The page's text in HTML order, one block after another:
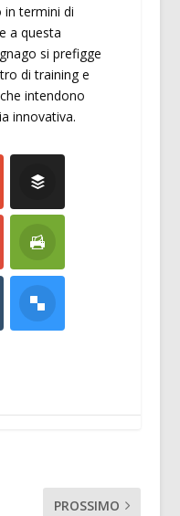
in termini di
a questa
si prefigge
di training e
intendono
innovativa.
PROSSIMO